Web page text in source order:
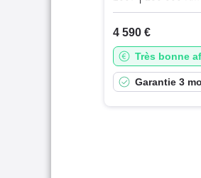
4 590 €
Très bonne
Garantie 3